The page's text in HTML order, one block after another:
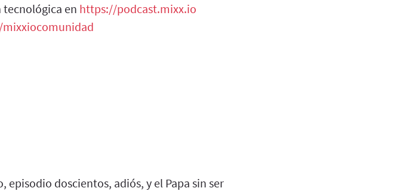
en https://podcast.mixx.io
doscientos, adiós, y el Papa sin ser